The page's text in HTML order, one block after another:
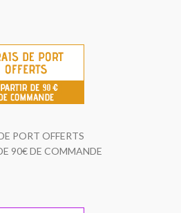
PORT OFFERTS
90€ DE COMMANDE